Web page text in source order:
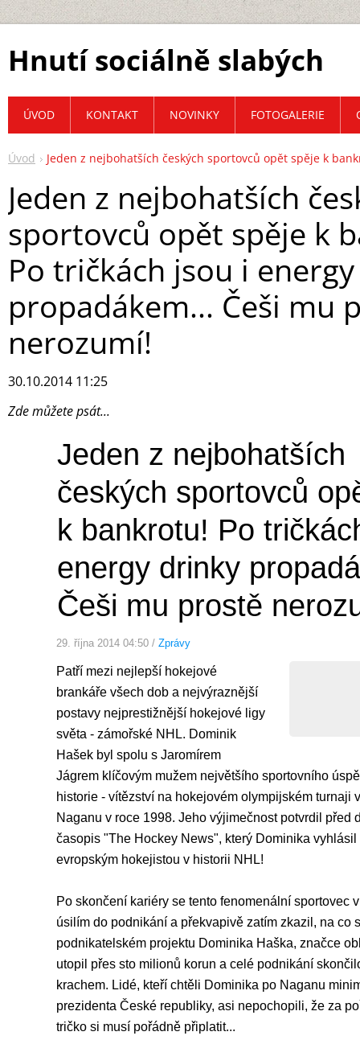
Hnutí sociálně slabých
Úvod Jeden z nejbohatších českých sportovců opět spěje k
Jeden z nejbohatších
sportovců opět spěje k
Po tričkách jsou i
propadákem... Češi mu
nerozumí!
30.10.2014 11:25
Zde můžete psát...
Jeden z nejbohatších
českých sportovců
k bankrotu! Po
energy drinky
Češi mu prostě
29. října 2014 04:50 / Zprávy
Patří mezi nejlepší hokejové
brankáře všech dob a nejvýraznější
postavy nejprestižnější hokejové ligy
světa - zámořské NHL. Dominik
Hašek byl spolu s Jaromírem
Jágrem klíčovým mužem největšího sportovního
historie - vítězství na hokejovém olympijském turnaji
Naganu v roce 1998. Jeho výjimečnost potvrdil před
časopis "The Hockey News", který Dominika
evropským hokejistou v historii NHL!
Po skončení kariéry se tento fenomenální sportovec
úsilím do podnikání a překvapivě zatím zkazil, na co
podnikatelském projektu Dominika Haška, značce
utopil přes sto milionů korun a celé podnikání
krachem. Lidé, kteří chtěli Dominika po Naganu
prezidenta České republiky, asi nepochopili, že za
tričko si musí pořádně připlatit...
ÚVOD KONTAKT NOVINKY FOTOGALERIE